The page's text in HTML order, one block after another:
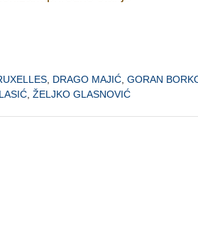
DRAGO MAJIĆ GORAN
ŽELJKO GLASNOVIĆ